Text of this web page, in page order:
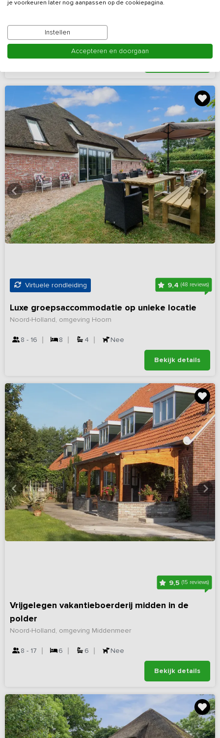
5 - 13 5 5 Nee
Virtuele rondleiding 9,4 (48 reviews)
Luxe groepsaccommodatie op unieke locatie
Noord-Holland, omgeving Hoorn
8 - 16 8 4 Nee
Bekijk details
9,5(15 reviews)
Vrijgelegen vakantieboerderij midden in de
polder
Noord-Holland, omgeving Middenmeer
8 - 17 6 6 Nee
Bekijk details
je voorkeuren later nog aanpassen op de cookiepagina.
Instellen
Accepteren en doorgaan